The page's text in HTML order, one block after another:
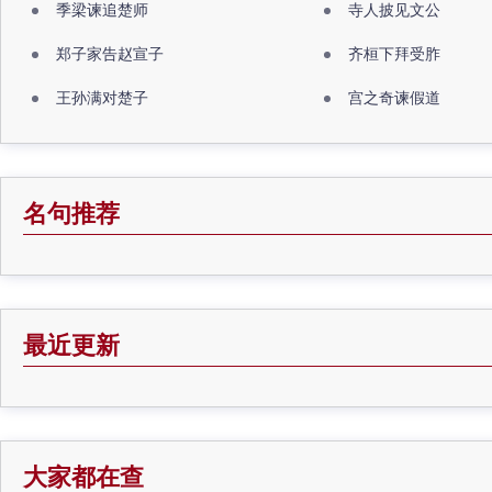
季梁谏追楚师 寺人披见文公
郑子家告赵宣子 齐桓下拜受胙
王孙满对楚子 宫之奇谏假道
名句推荐
最近更新
大家都在查